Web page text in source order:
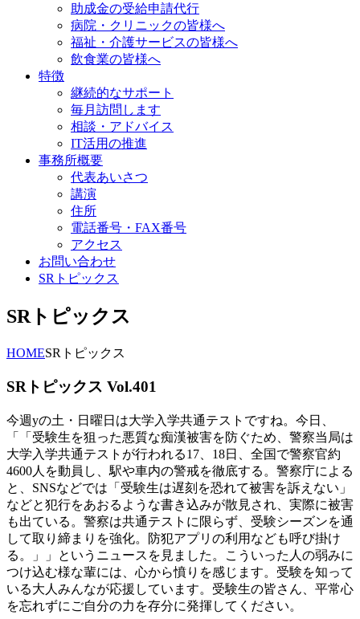
助成金の受給申請代行
病院・クリニックの皆様へ
福祉・介護サービスの皆様へ
飲食業の皆様へ
特徴
継続的なサポート
毎月訪問します
相談・アドバイス
IT活用の推進
事務所概要
代表あいさつ
講演
住所
電話番号・FAX番号
アクセス
お問い合わせ
SRトピックス
SRトピックス
HOMESRトピックス
SRトピックス Vol.401
今週yの土・日曜日は大学入学共通テストですね。今日、
「「受験生を狙った悪質な痴漢被害を防ぐため、警察当局は
大学入学共通テストが行われる17、18日、全国で警察官約
4600人を動員し、駅や車内の警戒を徹底する。警察庁による
と、SNSなどでは「受験生は遅刻を恐れて被害を訴えない」
などと犯行をあおるような書き込みが散見され、実際に被害
も出ている。警察は共通テストに限らず、受験シーズンを通
して取り締まりを強化。防犯アプリの利用なども呼び掛け
る。」」というニュースを見ました。こういった人の弱みに
つけ込む様な輩には、心から憤りを感じます。受験を知って
いる大人みんなが応援しています。受験生の皆さん、平常心
を忘れずにご自分の力を存分に発揮してください。